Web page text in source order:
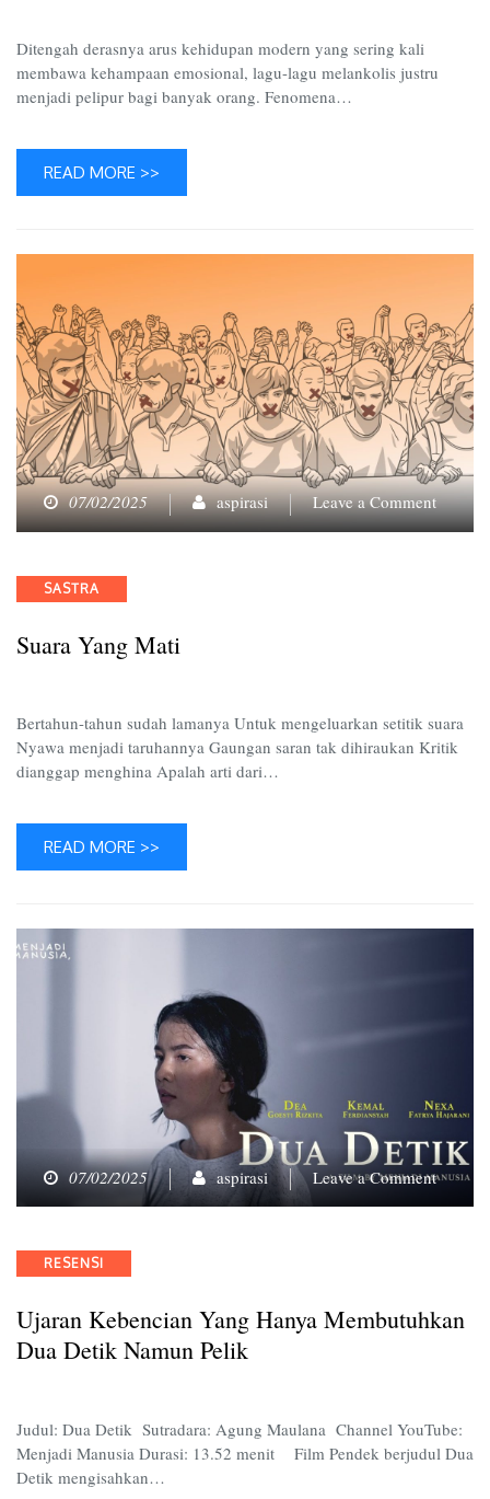
Ditengah derasnya arus kehidupan modern yang sering kali
membawa kehampaan emosional, lagu-lagu melankolis justru
menjadi pelipur bagi banyak orang. Fenomena…
READ MORE >>
07/02/2025 aspirasi Leave a Commenton
Suara
Categories
SASTRA
Suara Yang Mati
Bertahun-tahun sudah lamanya Untuk mengeluarkan setitik suara
Nyawa menjadi taruhannya Gaungan saran tak dihiraukan Kritik
dianggap menghina Apalah arti dari…
READ MORE >>
07/02/2025 aspirasi Leave a Commenton
Dua
Categories
RESENSI
Ujaran Kebencian Yang Hanya Membutuhkan
Dua Detik Namun Pelik
Judul: Dua Detik Sutradara: Agung Maulana Channel YouTube:
Menjadi Manusia Durasi: 13.52 menit Film Pendek berjudul Dua
Detik mengisahkan…